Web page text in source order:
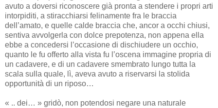
avuto a doversi riconoscere già pronta a stendere i propri arti
intorpiditi, a stiracchiarsi felinamente fra le braccia
dell’amato, e quelle calde braccia che, ancor a occhi chiusi,
sentiva avvolgerla con dolce prepotenza, non appena ella
ebbe a concedersi l’occasione di dischiudere un occhio,
quanto le fu offerto alla vista fu l’oscena immagine propria di
un cadavere, e di un cadavere smembrato lungo tutta la
scala sulla quale, lì, aveva avuto a riservarsi la stolida
opportunità di un riposo…
« .. dei… » gridò, non potendosi negare una naturale